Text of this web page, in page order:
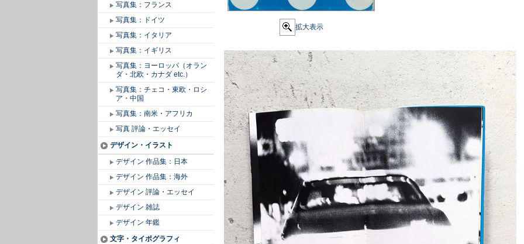
写真集：フランス
写真集：ドイツ
写真集：イタリア
写真集：イギリス
写真集：ヨーロッパ（オラン
ダ・北欧・カナダ etc.）
写真集：チェコ・東欧・ロシ
ア・中国
写真集：南米・アフリカ
写真 評論・エッセイ
デザイン・イラスト
デザイン 作品集：日本
デザイン 作品集：海外
デザイン 評論・エッセイ
デザイン 雑誌
デザイン 年鑑
文字・タイポグラフィ
拡大表示